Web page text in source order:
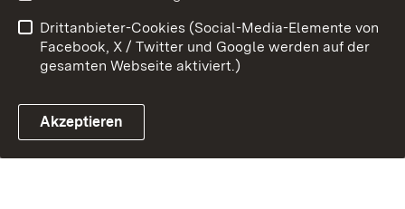
Drittanbieter-Cookies (Social-Media-Elemente von
Facebook, X / Twitter und Google werden auf der
gesamten Webseite aktiviert.)
Akzeptieren